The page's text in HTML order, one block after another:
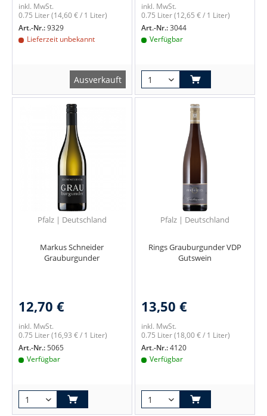
inkl. MwSt.
0.75 Liter(14,60 € / 1 Liter)
Art.-Nr.:9329
Lieferzeit unbekannt
Ausverkauft
inkl. MwSt.
0.75 Liter(12,65 € / 1 Liter)
Art.-Nr.:3044
Verfügbar
Pfalz | Deutschland
Markus Schneider
Grauburgunder
12,70 €
inkl. MwSt.
0.75 Liter(16,93 € / 1 Liter)
Art.-Nr.:5065
Verfügbar
Pfalz | Deutschland
Rings Grauburgunder VDP
Gutswein
13,50 €
inkl. MwSt.
0.75 Liter(18,00 € / 1 Liter)
Art.-Nr.:4120
Verfügbar